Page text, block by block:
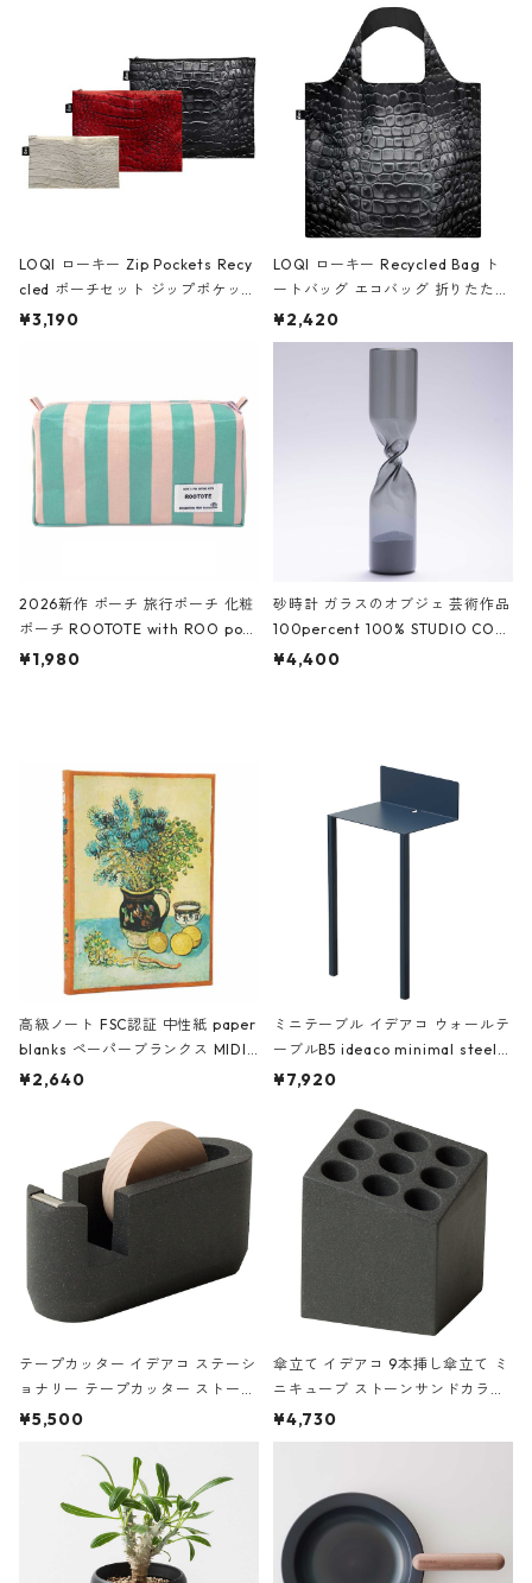
Black ジャン=ミッシェル・バスキ
ア/クラウン ブラック
LOQI ローキー Zip Pockets Recy
cled ポーチセット ジップポケット
ファスナーポーチ 撥水加工 トラベ
ーガンディー、オフホワイト
¥3,190
LOQI ローキー Recycled Bag ト
ートバッグ エコバッグ 折りたたみ
大きめ 撥水加工 収納ポーチ CRO
CODILE/Black クロコダイル/ブラ
¥2,420
2026新作 ポーチ 旅行ポーチ 化粧
ポーチ ROOTOTE with ROO pou
ch 3532 ルートート WR.ポーチ.ラ
¥1,980
砂時計 ガラスのオブジェ 芸術作品
100percent 100% STUDIO COH
AKU Timeless 100パーセント ス
¥4,400
高級ノート FSC認証 中性紙 paper
blanks ペーパーブランクス MIDI
ハードカバー 罫線 ヴァン・ゴッホ
¥2,640
ミニテーブル イデアコ ウォールテ
ーブルB5 ideaco minimal steel f
urniture WALL Table B5 ネイビー
¥7,920
テープカッター イデアコ ステーシ
ョナリー テープカッター ストーン
サンドカラー 石調 ideaco Station
¥5,500
傘立て イデアコ 9本挿し傘立て ミ
ニキューブ ストーンサンドカラー
石調 ideaco Umbrella Stand CUB
E ストーンサンドブラック
¥4,730